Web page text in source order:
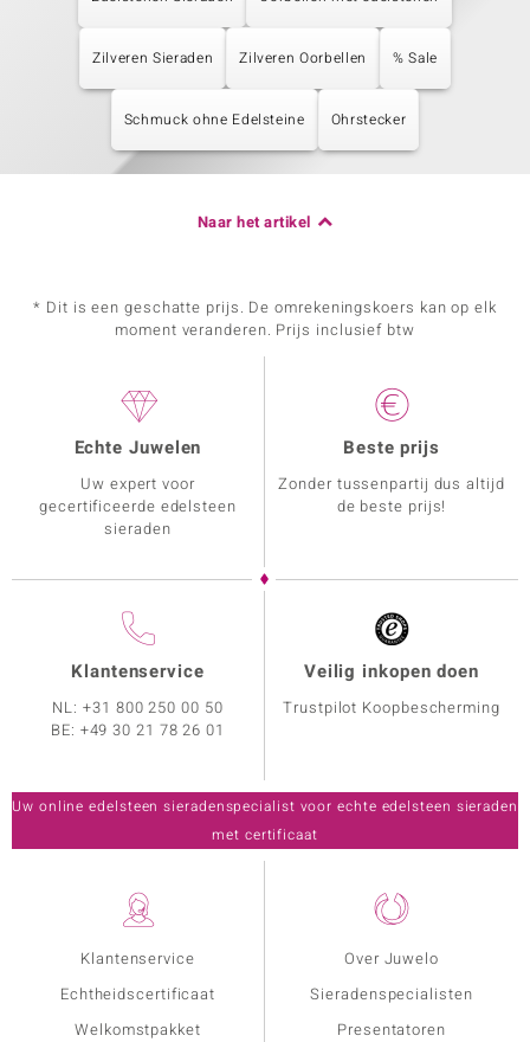
Zilveren Sieraden Zilveren Oorbellen % Sale
Schmuck ohne Edelsteine Ohrstecker
Naar het artikel
* Dit is een geschatte prijs. De omrekeningskoers kan op elk
moment veranderen. Prijs inclusief btw
Klantenservice
Echtheidscertificaat
Welkomstpakket
Over Juwelo
Sieradenspecialisten
Presentatoren
Echte Juwelen
Uw expert voor
gecertificeerde edelsteen
sieraden
Beste prijs
Zonder tussenpartij dus altijd
de beste prijs!
Klantenservice
NL:+31 800 250 00 50
BE: +49 30 21 78 26 01
Veilig inkopen doen
Trustpilot Koopbescherming
Uw online edelsteen sieradenspecialist voor echte edelsteen sieraden
met certificaat